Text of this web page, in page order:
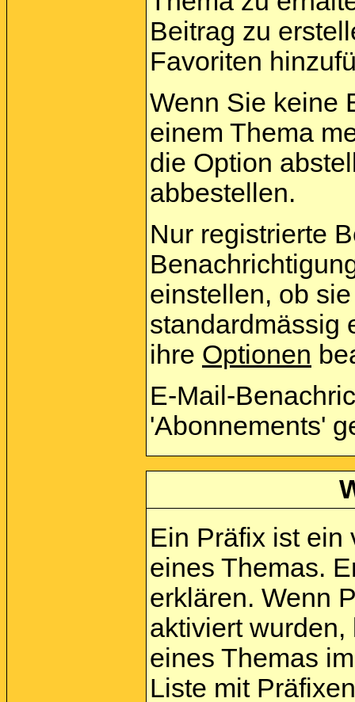
Beitrag zu
Favoriten
Wenn Sie keine
einem Thema
die Option
abbestellen.
Nur registrierte
einstellen, ob
standardmässig
ihre Optionen
E-Mail-
'Abonnements'
Ein Präfix ist ein
eines Themas.
erklären. Wenn
aktiviert
eines Themas
Liste mit